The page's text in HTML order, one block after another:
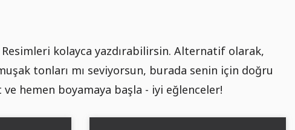
Resimleri kolayca yazdırabilirsin. Alternatif olarak,
tonları mı seviyorsun, burada senin için doğru
hemen boyamaya başla - iyi eğlenceler!